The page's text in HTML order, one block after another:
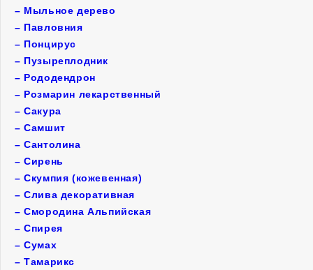
– Мыльное дерево
– Павловния
– Понцирус
– Пузыреплодник
– Рододендрон
– Розмарин лекарственный
–Сакура
–Самшит
–Сантолина
–Сирень
–Скумпия (кожевенная)
–Слива декоративная
–Смородина Альпийская
–Спирея
–Сумах
–Тамарикс